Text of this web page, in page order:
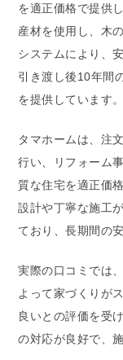
を適正価格で提供
産材を使用し、木
システムにより、
引き渡し後10年間
を提供しています。
タマホームは、注
行い、リフォーム
質な住宅を適正価
設計や丁寧な施工
ており、長期間の
実際の口コミでは
よって家づくりが
良いとの評価を受
の対応が良好で、